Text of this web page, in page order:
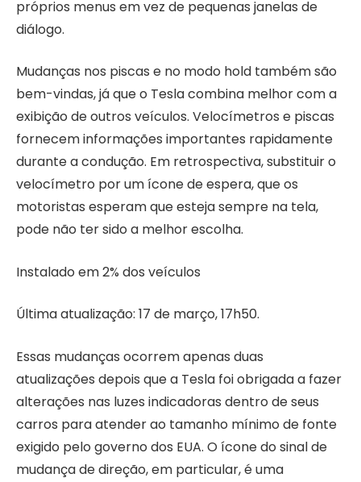
próprios menus em vez de pequenas janelas de
diálogo.
Mudanças nos piscas e no modo hold também são
bem-vindas, já que o Tesla combina melhor com a
exibição de outros veículos. Velocímetros e piscas
fornecem informações importantes rapidamente
durante a condução. Em retrospectiva, substituir o
velocímetro por um ícone de espera, que os
motoristas esperam que esteja sempre na tela,
pode não ter sido a melhor escolha.
Instalado em 2% dos veículos
Última atualização: 17 de março, 17h50.
Essas mudanças ocorrem apenas duas
atualizações depois que a Tesla foi obrigada a fazer
alterações nas luzes indicadoras dentro de seus
carros para atender ao tamanho mínimo de fonte
exigido pelo governo dos EUA. O ícone do sinal de
mudança de direção, em particular, é uma